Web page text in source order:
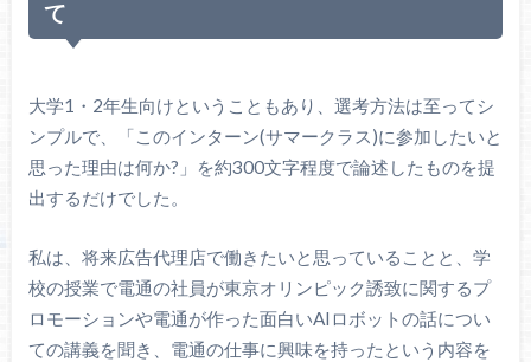
て
大学1・2年生向けということもあり、選考方法は至ってシ
ンプルで、「このインターン(サマークラス)に参加したいと
思った理由は何か?」を約300文字程度で論述したものを提
出するだけでした。
私は、将来広告代理店で働きたいと思っていることと、学
校の授業で電通の社員が東京オリンピック誘致に関するプ
ロモーションや電通が作った面白いAIロボットの話につい
ての講義を聞き、電通の仕事に興味を持ったという内容を